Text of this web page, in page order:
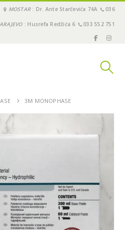
MOSTAR : Dr. Ante Starčevića 74A 036
: Husrefa Redžića 6 033 552 751
3M MONOPHASE